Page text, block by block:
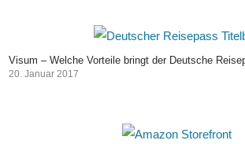
Visum – Welche Vorteile bringt der Deutsche
20. Januar 2017